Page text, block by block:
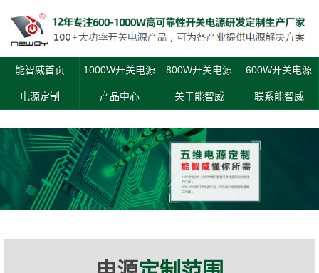
能智威首页 1000W开关电源 800W开关电源 600W开关电源
电源定制 产品中心 关于能智威 联系能智威